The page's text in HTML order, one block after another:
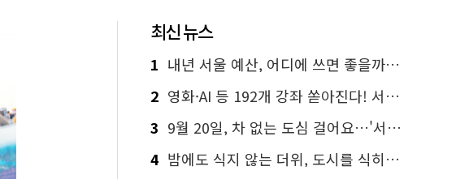
하
기
하
최신 뉴스
1 내년 서울 예산, 어디에 쓰면 좋을까요? 온라인 투표
2 영화·AI 등 192개 강좌 쏟아진다! 서울시민대학 선착순 신청
3 9월 20일, 차 없는 도심 걸어요…'서울 걷자 페스티벌' 선착순 5천명
4 밤에도 식지 않는 더위, 도시를 식히는 시원한 해법은?